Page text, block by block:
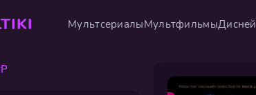
МультсериалыМультфильмыДисней